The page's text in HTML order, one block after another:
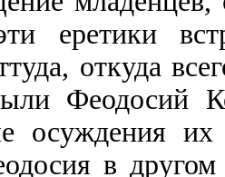
еретики
откуда
Феодосий
осуждения
в